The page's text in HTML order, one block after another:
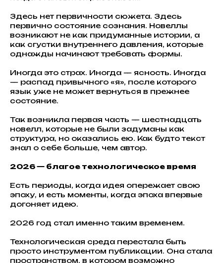
Здесь нет первичности сюжета. Здесь
первично состояние сознания. Новеллы
возникают не как придуманные истории, а
как сгустки внутреннего давления, которые
однажды начинают требовать формы.
Иногда это страх. Иногда — ясность. Иногда
— распад привычного «я», после которого
язык уже не может вернуться в прежнее
состояние.
Так возникла первая часть — шестнадцать
новелл, которые не были задуманы как
структура, но оказались ею. Как будто текст
знал о себе больше, чем автор.
2026 — благое технологическое время
Есть периоды, когда идея опережает свою
эпоху, и есть моменты, когда эпоха впервые
догоняет идею.
2026 год стал именно таким временем.
Технологическая среда перестала быть
просто инструментом публикации. Она стала
пространством, в котором возможно